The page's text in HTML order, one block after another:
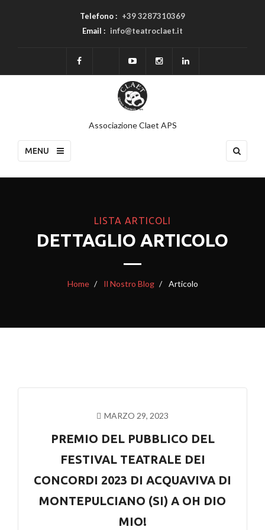
Telefono : +39 3287310369
Email : info@teatroclaet.it
Associazione Claet APS
MENU
LISTA ARTICOLI
DETTAGLIO ARTICOLO
Home Il Nostro Blog Articolo
MARZO 29, 2023
PREMIO DEL PUBBLICO DEL
FESTIVAL TEATRALE DEI
CONCORDI 2023 DI ACQUAVIVA DI
MONTEPULCIANO (SI) A OH DIO
MIO!